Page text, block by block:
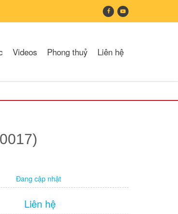
Videos Phong thuỷ Liên hệ
Đang cập nhật
Liên hệ